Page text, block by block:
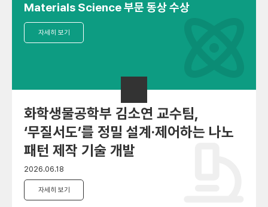
Materials Science 부문 동상 수상
자세히 보기
화학생물공학부 김소연 교수팀,
‘무질서도’를 정밀 설계·제어하는 나노
패턴 제작 기술 개발
2026.06.18
자세히 보기